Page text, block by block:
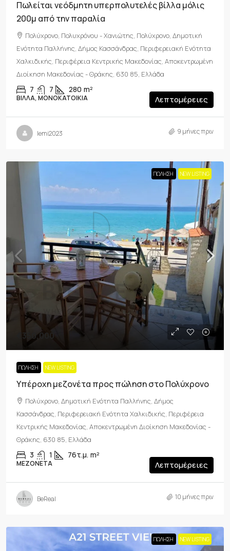
Πωλείται νεόδμητη υπερπολυτελές βίλλα μόλις
200μ από την παραλία
Πολύχρονο, Πολυχρόνου - Χανιώτης, Πολύχρονο, Δημοτική
Ενότητα Παλλήνης, Δήμος Κασσάνδρας, Περιφερειακή Ενότητα
Χαλκιδικής, Περιφέρεια Κεντρικής Μακεδονίας, Αποκεντρωμένη
Διοίκηση Μακεδονίας - Θράκης, 630 85, Ελλάδα
7 7 280 m²
ΒΊΛΛΑ, ΜΟΝΟΚΑΤΟΙΚΊΑ Λεπτομέρειες
lemi2023 9 μήνες πριν
ΠΏΛΗΣΗ NEW LISTING
€350,000
ΠΏΛΗΣΗ NEW LISTING
Υπέροχη μεζονέτα προς πώληση στο Πολύχρονο
Πολύχρονο, Δημοτική Ενότητα Παλλήνης, Δήμος
Κασσάνδρας, Περιφερειακή Ενότητα Χαλκιδικής, Περιφέρεια
Κεντρικής Μακεδονίας, Αποκεντρωμένη Διοίκηση Μακεδονίας -
Θράκης, 630 85, Ελλάδα
3 1 76τ.μ. m²
ΜΕΖΟΝΈΤΑ Λεπτομέρειες
BeReal 10 μήνες πριν
ΠΏΛΗΣΗ NEW LISTING